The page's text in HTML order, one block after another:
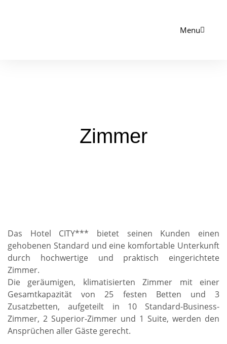
Menu
Zimmer
Das Hotel CITY*** bietet seinen Kunden einen
gehobenen Standard und eine komfortable Unterkunft
durch hochwertige und praktisch eingerichtete
Zimmer.
Die geräumigen, klimatisierten Zimmer mit einer
Gesamtkapazität von 25 festen Betten und 3
Zusatzbetten, aufgeteilt in 10 Standard-Business-
Zimmer, 2 Superior-Zimmer und 1 Suite, werden den
Ansprüchen aller Gäste gerecht.